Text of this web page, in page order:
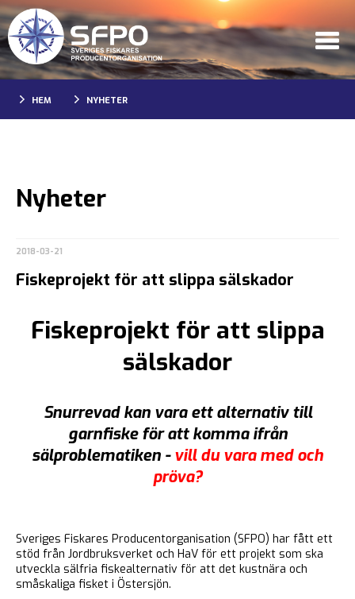
HEM NYHETER
Nyheter
2018-03-21
Fiskeprojekt för att slippa sälskador
Fiskeprojekt för att slippa
sälskador
Snurrevad kan vara ett alternativ till
garnfiske för att komma ifrån
sälproblematiken -vill du vara med och
pröva?
Sveriges Fiskares Producentorganisation (SFPO) har fått ett
stöd från Jordbruksverket och HaV för ett projekt som ska
utveckla sälfria fiskealternativ för att det kustnära och
småskaliga fisket i Östersjön.